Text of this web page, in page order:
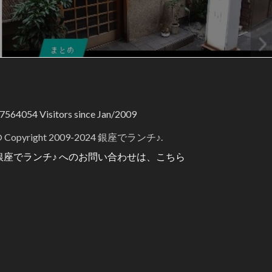
Visitors since Jan/2009
Copyright 2009-2024 銀座でランチ♪.
座でランチ♪ へのお問い合わせは、こちら